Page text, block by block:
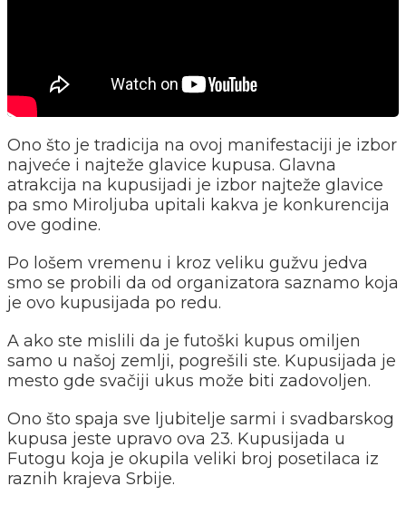
Ono što je tradicija na ovoj manifestaciji je izbor
najveće i najteže glavice kupusa. Glavna
atrakcija na kupusijadi je izbor najteže glavice
pa smo Miroljuba upitali kakva je konkurencija
ove godine.
Po lošem vremenu i kroz veliku gužvu jedva
smo se probili da od organizatora saznamo koja
je ovo kupusijada po redu.
A ako ste mislili da je futoški kupus omiljen
samo u našoj zemlji, pogrešili ste. Kupusijada je
mesto gde svačiji ukus može biti zadovoljen.
Ono što spaja sve ljubitelje sarmi i svadbarskog
kupusa jeste upravo ova 23. Kupusijada u
Futogu koja je okupila veliki broj posetilaca iz
raznih krajeva Srbije.